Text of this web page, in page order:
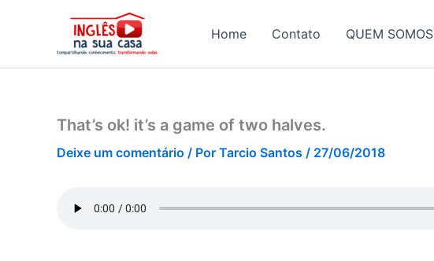
conteúdo
Home Contato QUEM SOMOS
That’s ok! it’s a game of two halves.
Deixe um comentário / Por Tarcio Santos / 27/06/2018